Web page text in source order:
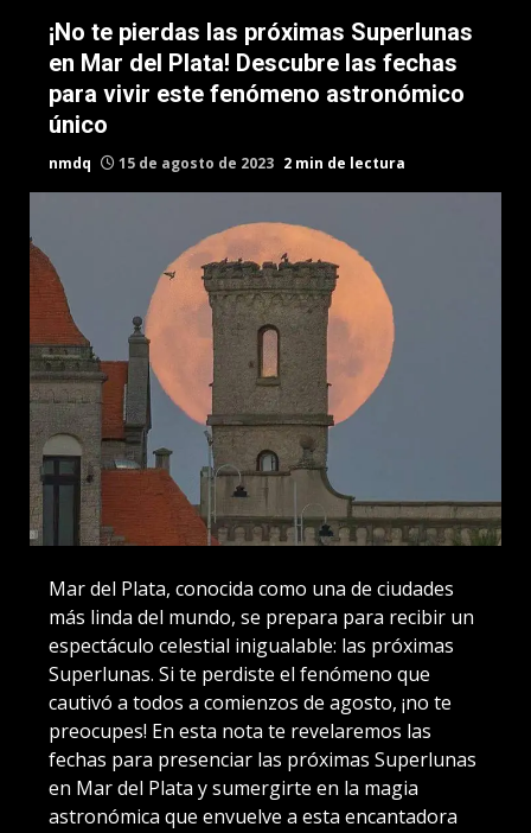
¡No te pierdas las próximas Superlunas
en Mar del Plata! Descubre las fechas
para vivir este fenómeno astronómico
único
nmdq 15 de agosto de 2023 2 min de lectura
Mar del Plata, conocida como una de ciudades
más linda del mundo, se prepara para recibir un
espectáculo celestial inigualable: las próximas
Superlunas. Si te perdiste el fenómeno que
cautivó a todos a comienzos de agosto, ¡no te
preocupes! En esta nota te revelaremos las
fechas para presenciar las próximas Superlunas
en Mar del Plata y sumergirte en la magia
astronómica que envuelve a esta encantadora